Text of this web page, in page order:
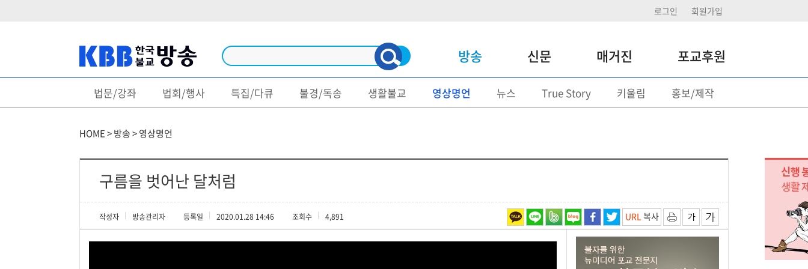
로그인 회원가입
방송 신문 매거진 포교후원
방송
법문/강좌
특집/다큐
불경/독송
생활불교
영상명언
신문
지역소식
종교
매거진
화보/출사
국보/보물
폐사지답사
포교후원
법문/강좌 법회/행사 특집/다큐 불경/독송 생활불교 영상명언 뉴스 True Story 키울림 홍보/제작
HOME > 방송 > 영상명언
구름을 벗어난 달처럼
작성자 방송관리자 등록일 2020.01.28 14:46 조회수 4,891 URL 복사